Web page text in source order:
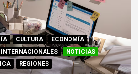
CULTURA
ECONOMÍA
INTERNACIONALES
NOTICIAS
REGIONES